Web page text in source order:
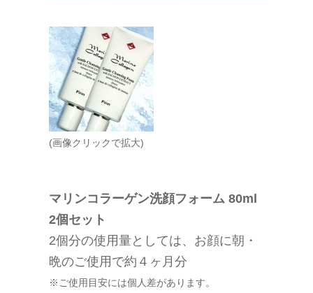
(画像クリックで拡大)
マリンコラーゲン洗顔フォーム 80ml
2個セット
2個分の使用量としては、お顔に朝・
晩のご使用で約４ヶ月分
※ご使用目安には個人差があります。